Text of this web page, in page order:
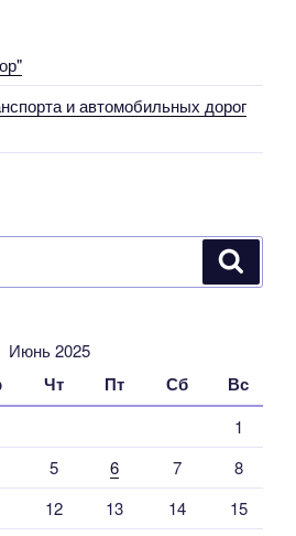
и автомобильных дорог
Июнь 2025
Чт Пт Сб Вс
1
5 6 7
8
12 13 14
15